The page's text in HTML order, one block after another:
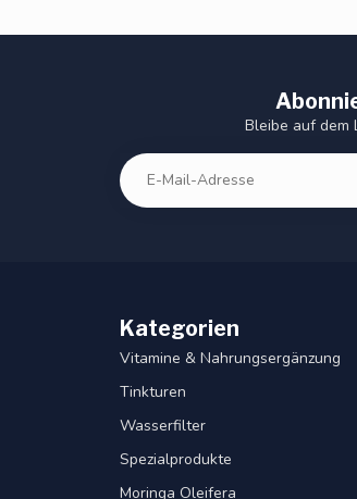
Bleibe auf dem
Kategorien
Vitamine & Nahrungsergänzung
Tinkturen
Wasserfilter
Spezialprodukte
Moringa Oleifera